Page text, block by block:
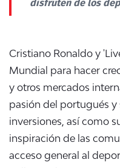
Cristiano Ronaldo y
Mundial para hacer
y otros mercados
pasión del portugués
inversiones, así como
inspiración de las
acceso general al